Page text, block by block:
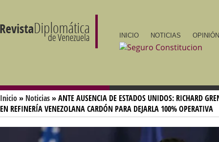
INICIO NOTICIAS
Inicio» Noticias» ANTE AUSENCIA DE ESTADOS UNIDOS: RICHARD
EN REFINERÍA VENEZOLANA CARDÓN PARA DEJARLA 100% OPERATIVA